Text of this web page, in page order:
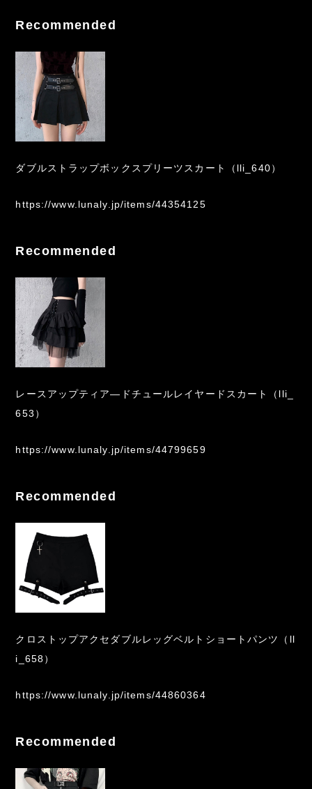
Recommended
ダブルストラップボックスプリーツスカート（lli_640）
https://www.lunaly.jp/items/44354125
Recommended
レースアップティア―ドチュールレイヤードスカート（lli_
653）
https://www.lunaly.jp/items/44799659
Recommended
クロストップアクセダブルレッグベルトショートパンツ（ll
i_658）
https://www.lunaly.jp/items/44860364
Recommended